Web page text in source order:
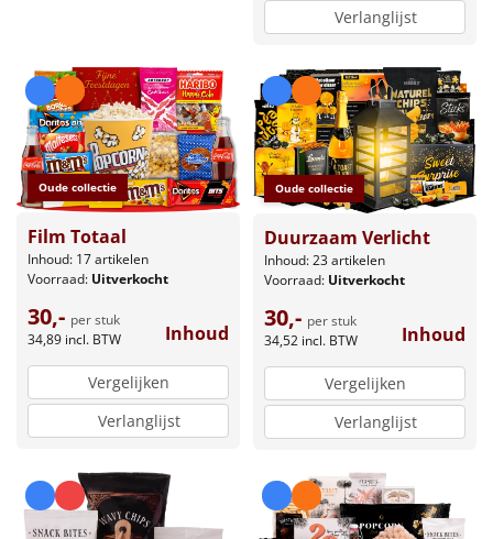
Verlanglijst
Oude collectie
Film Totaal
Inhoud: 17 artikelen
Voorraad: Uitverkocht
30,- per stuk
34,89 incl. BTW Inhoud
Vergelijken
Verlanglijst
Oude collectie
Duurzaam Verlicht
Inhoud: 23 artikelen
Voorraad: Uitverkocht
30,- per stuk
34,52 incl. BTW Inhoud
Vergelijken
Verlanglijst